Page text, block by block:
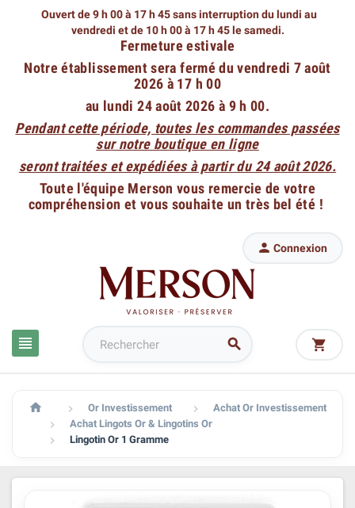
Ouvert de 9 h 00 à 17 h 45 sans interruption du lundi au
vendredi et de 10 h 00 à 17 h 45 le samedi.
Fermeture estivale
Notre établissement sera fermé du vendredi 7 août
2026 à 17 h 00
au lundi 24 août 2026 à 9 h 00.
Pendant cette période, toutes les commandes passées
sur notre boutique en ligne
seront traitées et expédiées à partir du 24 août 2026.
Toute l'équipe Merson vous remercie de votre
compréhension et vous souhaite un très bel été !
 
 Connexion

  Or Investissement  Achat Or Investissement
 Achat Lingots Or & Lingotins Or
 Lingotin Or 1 Gramme